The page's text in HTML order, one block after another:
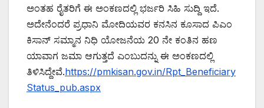
ಅಂತಹ ರೈತರಿಗೆ ಈ ಅಂಕಣದಲ್ಲಿ ಭರ್ಜರಿ ಸಿಹಿ ಸುದ್ದಿ ಇದೆ.
ಅದೇನೆಂದರೆ ಪ್ರಧಾನಿ ಮೋದಿಯವರ ಕನಸಿನ ಕೂಸಾದ ಪಿಎಂ
ಕಿಸಾನ್ ಸಮ್ಮಾನ ನಿಧಿ ಯೋಜನೆಯ 20 ನೇ ಕಂತಿನ ಹಣ
ಯಾವಾಗ ಜಮಾ ಆಗುತ್ತದೆ ಎಂಬುದನ್ನು ಈ ಅಂಕಣದಲ್ಲಿ
ತಿಳಿಸಿದ್ದೇವೆ.https://pmkisan.gov.in/Rpt_Beneficiary
Status_pub.aspx